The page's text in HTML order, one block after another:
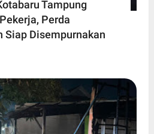
Tampung
Perda
Siap Disempurnakan